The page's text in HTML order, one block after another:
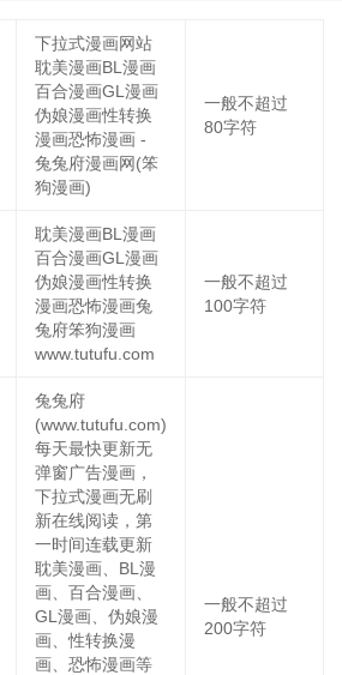
下拉式漫画网站
耽美漫画BL漫画
百合漫画GL漫画
伪娘漫画性转换
漫画恐怖漫画 -
兔兔府漫画网(笨
狗漫画)
一般不超过
80字符
耽美漫画BL漫画
百合漫画GL漫画
伪娘漫画性转换
漫画恐怖漫画兔
兔府笨狗漫画
www.tutufu.com
一般不超过
100字符
兔兔府
(www.tutufu.com)
每天最快更新无
弹窗广告漫画，
下拉式漫画无刷
新在线阅读，第
一时间连载更新
耽美漫画、BL漫
画、百合漫画、
GL漫画、伪娘漫
画、性转换漫
画、恐怖漫画等
一般不超过
200字符